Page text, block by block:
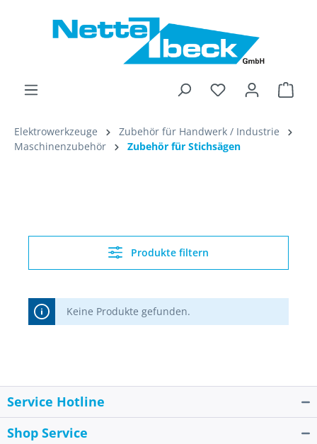
Elektrowerkzeuge
Zubehör für Handwerk / Industrie
Maschinenzubehör
Zubehör für Stichsägen
Produkte filtern
Keine Produkte gefunden.
Service Hotline
Shop Service